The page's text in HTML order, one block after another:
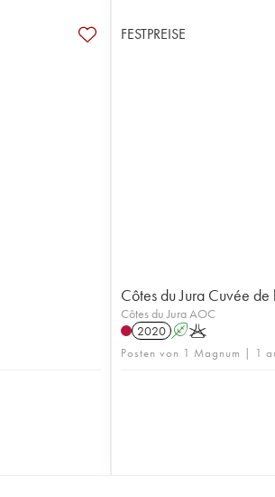
FESTPREISE
Côtes du Jura Cuvée
Côtes du Jura AOC
2020 AK
Posten von 1 Magnum | 1